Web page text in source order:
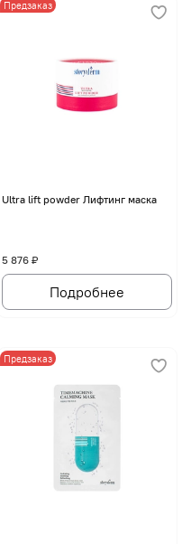
Предзаказ
Ultra lift powder Лифтинг маска
5 876 ₽
Подробнее
Предзаказ